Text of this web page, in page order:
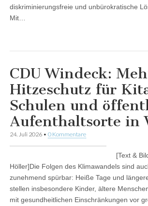
diskriminierungsfreie und unbürokratische
Mit…
CDU Windeck:
Hitzeschutz für
Schulen und
Aufenthaltsorte in
24. Juli 2026 • 0 Kommentare
[Text &
Höller]Die Folgen des Klimawandels sind
zunehmend spürbar: Heiße Tage und
stellen insbesondere Kinder, ältere
mit gesundheitlichen Einschränkungen vor